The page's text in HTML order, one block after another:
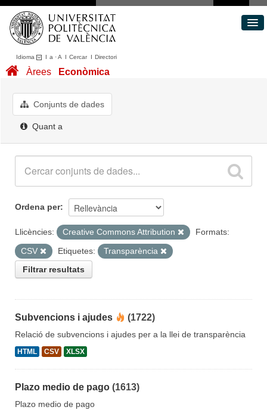
Idioma I a ·A I CercarI Directori
Conjunts de dades
Quant a
Àrees Econòmica
Conjunts de dades
Quant a
Ordena per
Llicències: Creative Commons Attribution
Formats:
CSV
Etiquetes:
Transparència
Filtrar resultats
Subvencions i ajudes (1722)
Relació de subvencions i ajudes per a la llei de transparència
HTML CSV XLSX
Plazo medio de pago (1613)
Plazo medio de pago